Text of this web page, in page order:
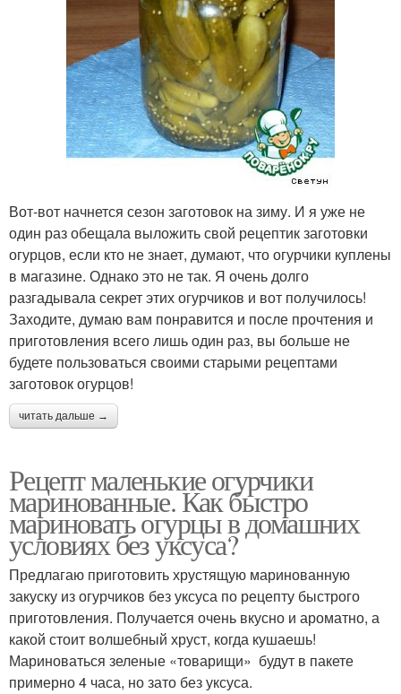
Вот-вот начнется сезон заготовок на зиму. И я уже не
один раз обещала выложить свой рецептик заготовки
огурцов, если кто не знает, думают, что огурчики куплены
в магазине. Однако это не так. Я очень долго
разгадывала секрет этих огурчиков и вот получилось!
Заходите, думаю вам понравится и после прочтения и
приготовления всего лишь один раз, вы больше не
будете пользоваться своими старыми рецептами
заготовок огурцов!
читать дальше →
Рецепт маленькие огурчики
маринованные. Как быстро
мариновать огурцы в домашних
условиях без уксуса?
Предлагаю приготовить хрустящую маринованную
закуску из огурчиков без уксуса по рецепту быстрого
приготовления. Получается очень вкусно и ароматно, а
какой стоит волшебный хруст, когда кушаешь!
Мариноваться зеленые «товарищи» будут в пакете
примерно 4 часа, но зато без уксуса.